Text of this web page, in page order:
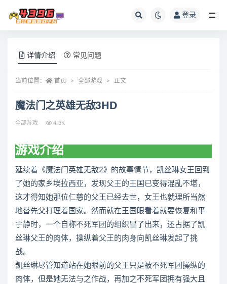
登录
详情介绍 常见问题
当前位置： 首页 全部游戏 正文
魔法门之英雄无敌3HD
全部游戏 4.3K
游戏介绍
延续着《魔法门英雄无敌2》的故事情节，凯丝琳女王回到
了她的家乡埃拉西亚，发现父王的王国已变得混乱不堪，
这才得知她那位仁慈的父王已经去世，女王也就理所当然
地替先父打理着国家。然而就在王国眼看着就要恢复和平
宁静时，一个自称不死军团的组织冒了出来，还占据了凯
丝琳父王的肉体，操纵着父王的肉身向凯丝琳发起了挑
战。
凯丝琳尽管知道站在她眼前的父王只是被不死军团操纵的
肉体，但是她无法与之作战，再加之不死军团拥有强大且